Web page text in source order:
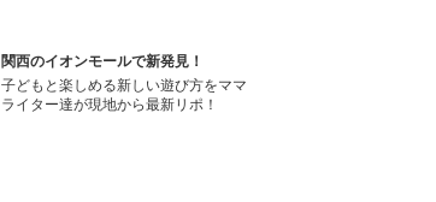
関西のイオンモールで新発見！
子どもと楽しめる新しい遊び方をママ
ライター達が現地から最新リポ！